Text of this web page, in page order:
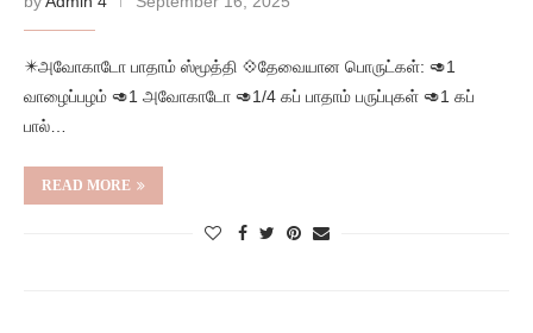
✴️அவோகாடோ பாதாம் ஸ்மூத்தி 💠தேவையான பொருட்கள்: 🥑1
வாழைப்பழம் 🥑1 அவோகாடோ 🥑1/4 கப் பாதாம் பருப்புகள் 🥑1 கப்
பால்…
READ MORE